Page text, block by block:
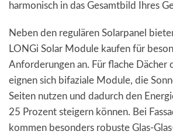
harmonisch in das Gesamtbild Ihres
Neben den regulären Solarpanel
LONGi Solar Module kaufen für
Anforderungen an. Für flache Dächer
eignen sich bifaziale Module, die
Seiten nutzen und dadurch den
25 Prozent steigern können. Bei
kommen besonders robuste Glas-